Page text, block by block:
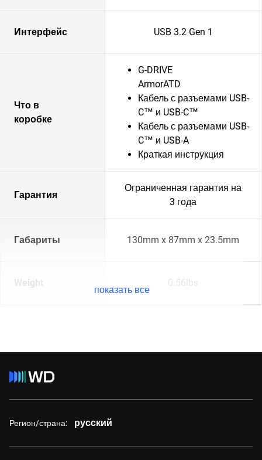
Интерфейс USB 3.2 Gen 1
Что в
коробке
G-DRIVE
ArmorATD
Кабель с разъемами USB-
C™ и USB-C™
Кабель с разъемами USB-
C™ и USB-A
Краткая инструкция
Гарантия
Ограниченная гарантия на
3 года
Габариты 130mm x 87mm x 23.5mm
Weight 0.56lbs
показать все
Регион/страна: русский